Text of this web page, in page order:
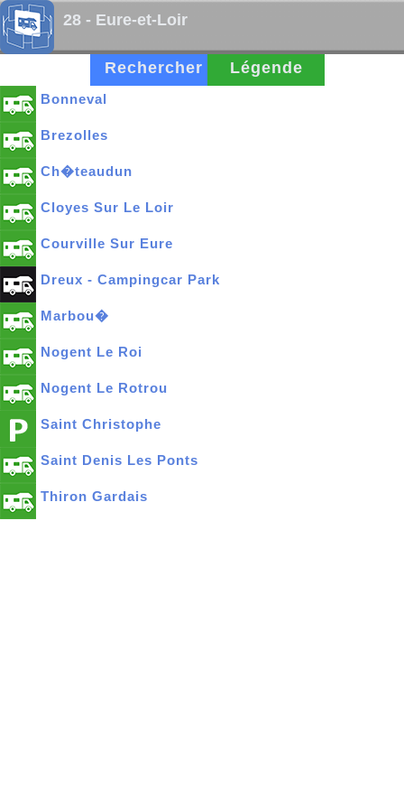
28 - Eure-et-Loir
Rechercher Légende
Bonneval
Brezolles
Ch�teaudun
Cloyes Sur Le Loir
Courville Sur Eure
Dreux - Campingcar Park
Marbou�
Nogent Le Roi
Nogent Le Rotrou
Saint Christophe
Saint Denis Les Ponts
Thiron Gardais